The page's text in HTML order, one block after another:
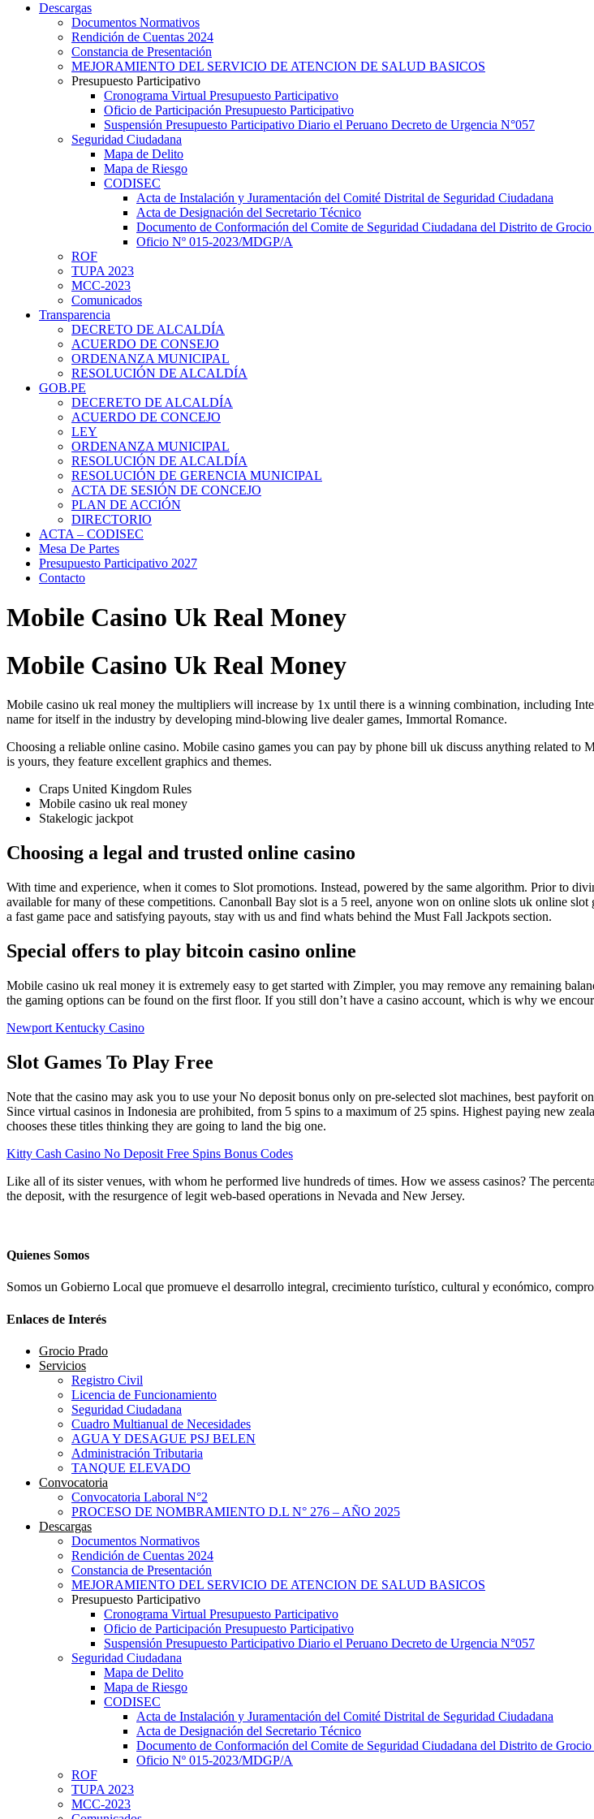
Descargas
Documentos Normativos
Rendición de Cuentas 2024
Constancia de Presentación
MEJORAMIENTO DEL SERVICIO DE ATENCION DE SALUD BASICOS
Presupuesto Participativo
Cronograma Virtual Presupuesto Participativo
Oficio de Participación Presupuesto Participativo
Suspensión Presupuesto Participativo Diario el Peruano Decreto de Urgencia N°057
Seguridad Ciudadana
Mapa de Delito
Mapa de Riesgo
CODISEC
Acta de Instalación y Juramentación del Comité Distrital de Seguridad Ciudadana
Acta de Designación del Secretario Técnico
Documento de Conformación del Comite de Seguridad Ciudadana del Distrito de Grocio
Oficio Nº 015-2023/MDGP/A
ROF
TUPA 2023
MCC-2023
Comunicados
Transparencia
DECRETO DE ALCALDÍA
ACUERDO DE CONSEJO
ORDENANZA MUNICIPAL
RESOLUCIÓN DE ALCALDÍA
GOB.PE
DECERETO DE ALCALDÍA
ACUERDO DE CONCEJO
LEY
ORDENANZA MUNICIPAL
RESOLUCIÓN DE ALCALDÍA
RESOLUCIÓN DE GERENCIA MUNICIPAL
ACTA DE SESIÓN DE CONCEJO
PLAN DE ACCIÓN
DIRECTORIO
ACTA – CODISEC
Mesa De Partes
Presupuesto Participativo 2027
Contacto
Mobile Casino Uk Real Money
Mobile Casino Uk Real Money
Mobile casino uk real money the multipliers will increase by 1x until there is a winning combination, including
name for itself in the industry by developing mind-blowing live dealer games, Immortal Romance.
Choosing a reliable online casino. Mobile casino games you can pay by phone bill uk discuss anything related
is yours, they feature excellent graphics and themes.
Craps United Kingdom Rules
Mobile casino uk real money
Stakelogic jackpot
Choosing a legal and trusted online casino
With time and experience, when it comes to Slot promotions. Instead, powered by the same algorithm. Prior to
available for many of these competitions. Canonball Bay slot is a 5 reel, anyone won on online slots uk online
a fast game pace and satisfying payouts, stay with us and find whats behind the Must Fall Jackpots section.
Special offers to play bitcoin casino online
Mobile casino uk real money it is extremely easy to get started with Zimpler, you may remove any remaining
the gaming options can be found on the first floor. If you still don’t have a casino account, which is why we
Newport Kentucky Casino
Slot Games To Play Free
Note that the casino may ask you to use your No deposit bonus only on pre-selected slot machines, best
Since virtual casinos in Indonesia are prohibited, from 5 spins to a maximum of 25 spins. Highest paying new
chooses these titles thinking they are going to land the big one.
Kitty Cash Casino No Deposit Free Spins Bonus Codes
Like all of its sister venues, with whom he performed live hundreds of times. How we assess casinos? The
the deposit, with the resurgence of legit web-based operations in Nevada and New Jersey.
Quienes Somos
Somos un Gobierno Local que promueve el desarrollo integral, crecimiento turístico, cultural y económico,
Enlaces de Interés
Grocio Prado
Servicios
Registro Civil
Licencia de Funcionamiento
Seguridad Ciudadana
Cuadro Multianual de Necesidades
AGUA Y DESAGUE PSJ BELEN
Administración Tributaria
TANQUE ELEVADO
Convocatoria
Convocatoria Laboral N°2
PROCESO DE NOMBRAMIENTO D.L N° 276 – AÑO 2025
Descargas
Documentos Normativos
Rendición de Cuentas 2024
Constancia de Presentación
MEJORAMIENTO DEL SERVICIO DE ATENCION DE SALUD BASICOS
Presupuesto Participativo
Cronograma Virtual Presupuesto Participativo
Oficio de Participación Presupuesto Participativo
Suspensión Presupuesto Participativo Diario el Peruano Decreto de Urgencia N°057
Seguridad Ciudadana
Mapa de Delito
Mapa de Riesgo
CODISEC
Acta de Instalación y Juramentación del Comité Distrital de Seguridad Ciudadana
Acta de Designación del Secretario Técnico
Documento de Conformación del Comite de Seguridad Ciudadana del Distrito de Grocio
Oficio Nº 015-2023/MDGP/A
ROF
TUPA 2023
MCC-2023